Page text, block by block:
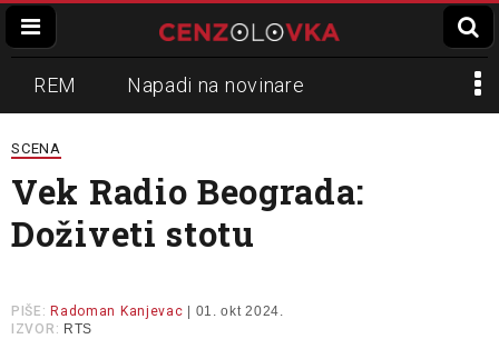
REM Napadi na novinare
Zvučni top
Propaganda Lokalni mediji
Informer Slavko Ćuruvija
SCENA
Vek Radio Beograda:
Doživeti stotu
PIŠE: Radoman Kanjevac | 01. okt 2024.
IZVOR: RTS